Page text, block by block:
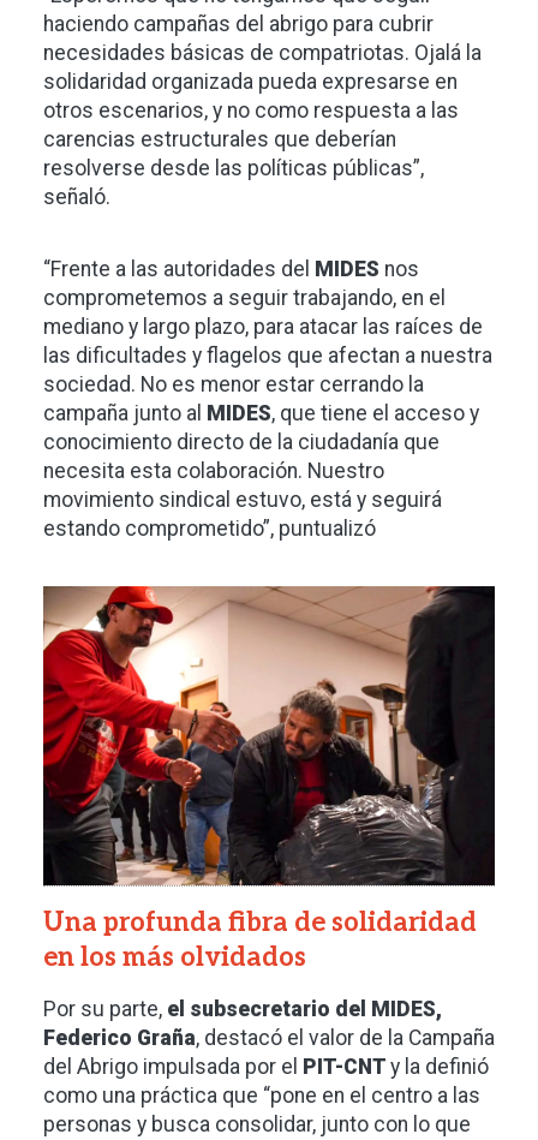
haciendo campañas del abrigo para cubrir
necesidades básicas de compatriotas. Ojalá la
solidaridad organizada pueda expresarse en
otros escenarios, y no como respuesta a las
carencias estructurales que deberían
resolverse desde las políticas públicas”,
señaló.
“Frente a las autoridades del MIDES nos
comprometemos a seguir trabajando, en el
mediano y largo plazo, para atacar las raíces de
las dificultades y flagelos que afectan a nuestra
sociedad. No es menor estar cerrando la
campaña junto al MIDES, que tiene el acceso y
conocimiento directo de la ciudadanía que
necesita esta colaboración. Nuestro
movimiento sindical estuvo, está y seguirá
estando comprometido”, puntualizó
Imagen
Una profunda fibra de solidaridad
en los más olvidados
Por su parte, el subsecretario del MIDES,
Federico Graña, destacó el valor de la Campaña
del Abrigo impulsada por el
PIT-CNT y la definió
como una práctica que “pone en el centro a las
personas y busca consolidar, junto con lo que